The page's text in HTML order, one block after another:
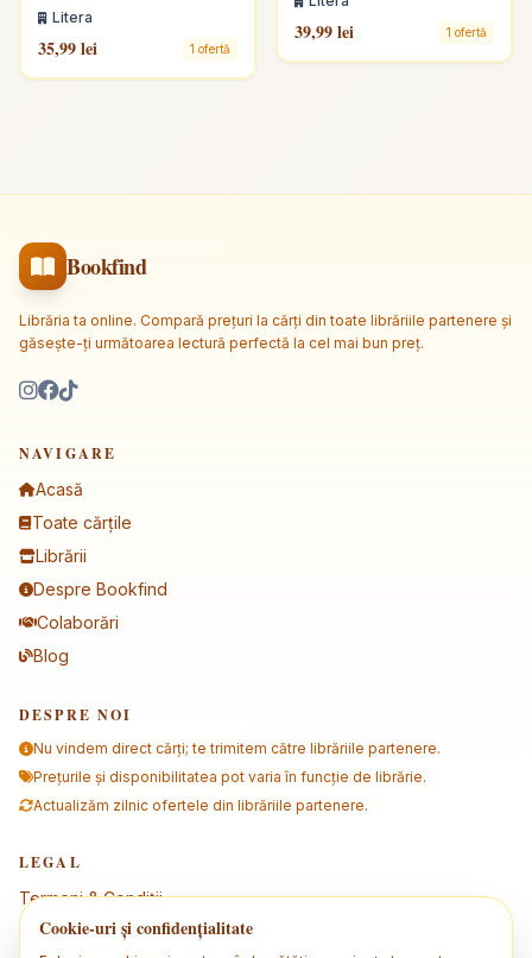
Litera
35,99 lei 1 ofertă
39,99 lei 1 ofertă
Bookfind
Librăria ta online. Compară prețuri la cărți din toate librăriile partenere și
găsește-ți următoarea lectură perfectă la cel mai bun preț.
NAVIGARE
Acasă
Toate cărțile
Librării
Despre Bookfind
Colaborări
Blog
DESPRE NOI
Nu vindem direct cărți; te trimitem către librăriile partenere.
Prețurile și disponibilitatea pot varia în funcție de librărie.
Actualizăm zilnic ofertele din librăriile partenere.
LEGAL
Termeni & Condiții
Politica de confidențialitate
Cookie-uri și confidențialitate